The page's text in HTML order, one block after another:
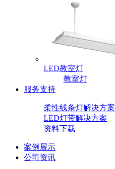
LED教室灯
教室灯
服务支持
柔性线条灯解决方案
LED灯带解决方案
资料下载
案例展示
公司资讯